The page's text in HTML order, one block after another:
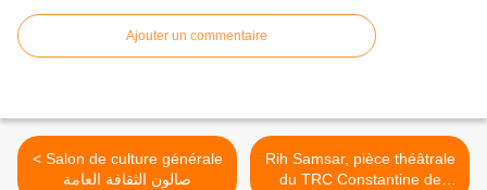
Ajouter un commentaire
< Salon de culture générale
صالون الثقافة العامة
Rih Samsar, pièce théâtrale
du TRC Constantine de